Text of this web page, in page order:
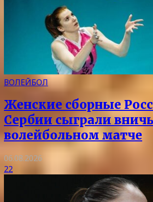
ВОЛЕЙБОЛ
Женские сборные
Сербии сыграли
волейбольном матче
06.08.2026
22